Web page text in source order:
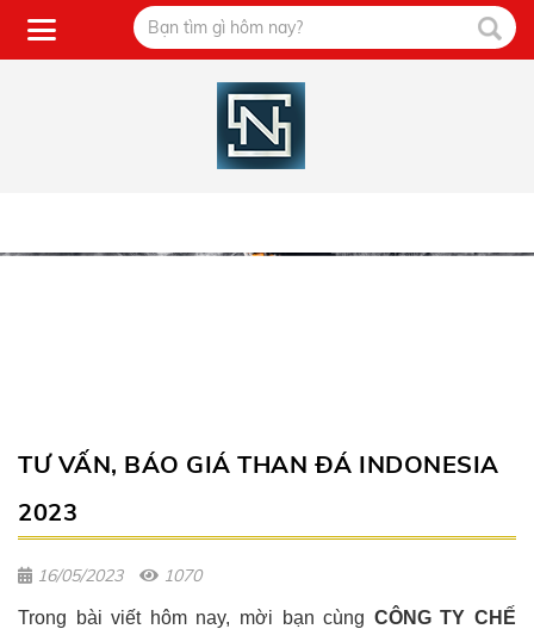
TƯ VẤN, BÁO GIÁ THAN ĐÁ INDONESIA
2023
16/05/2023 1070
Trong bài viết hôm nay, mời bạn cùng CÔNG TY CHẾ